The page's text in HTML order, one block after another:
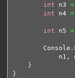
int n3 =
int n4 =
int n5 =
        Console.
n1,
}
}